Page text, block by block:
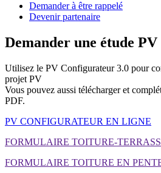
Demander à être rappelé
Devenir partenaire
Demander une étude PV
Utilisez le PV Configurateur 3.0 pour
projet PV
Vous pouvez aussi télécharger et
PDF.
PV CONFIGURATEUR EN LIGNE
FORMULAIRE TOITURE-
FORMULAIRE TOITURE EN